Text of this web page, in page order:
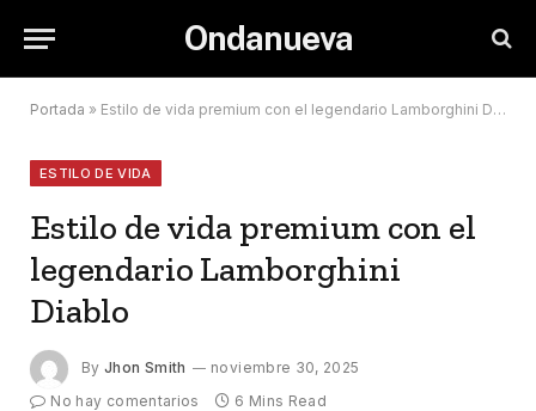
Ondanueva
Portada » Estilo de vida premium con el legendario Lamborghini Diablo
ESTILO DE VIDA
Estilo de vida premium con el
legendario Lamborghini
Diablo
By Jhon Smith
noviembre 30, 2025
No hay comentarios
6 Mins Read